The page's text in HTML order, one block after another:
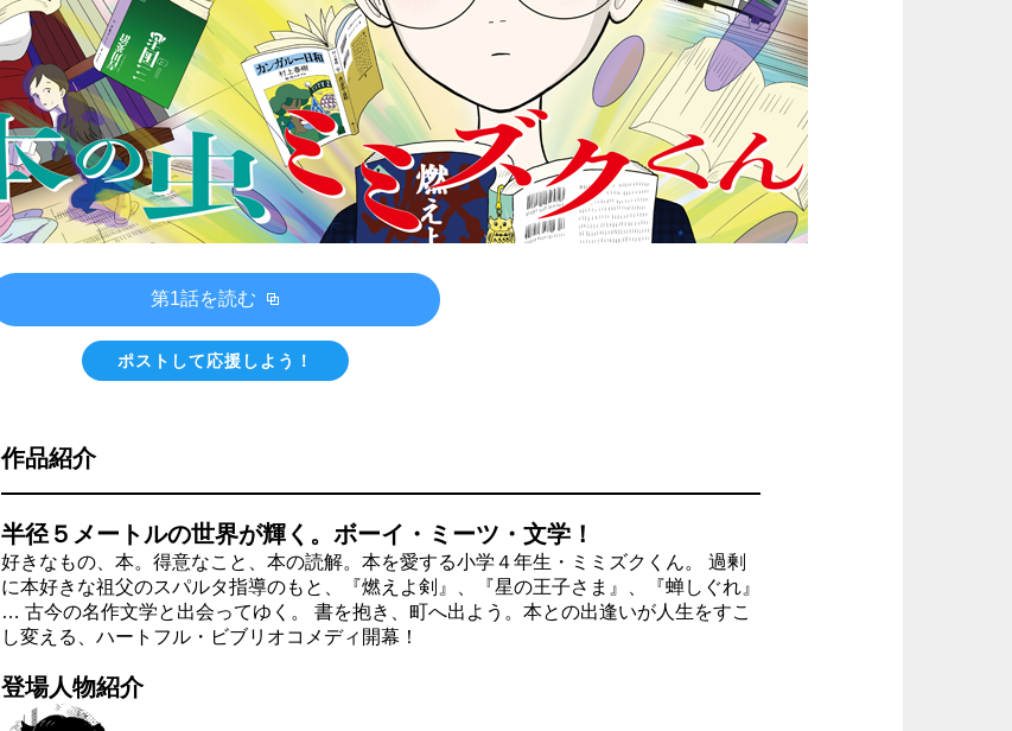
第1話を読む
ポストして応援しよう！
作品紹介
半径５メートルの世界が輝く。ボーイ・ミーツ・文学！
好きなもの、本。得意なこと、本の読解。本を愛する小学４年生・ミミズクくん。 過剰
に本好きな祖父のスパルタ指導のもと、『燃えよ剣』、『星の王子さま』、『蝉しぐれ』
… 古今の名作文学と出会ってゆく。 書を抱き、町へ出よう。本との出逢いが人生をすこ
し変える、ハートフル・ビブリオコメディ開幕！
登場人物紹介